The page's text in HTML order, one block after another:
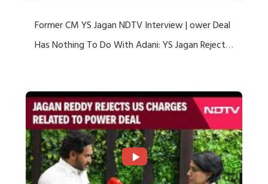
Former CM YS Jagan NDTV Interview | ower Deal
Has Nothing To Do With Adani: YS Jagan Rejects